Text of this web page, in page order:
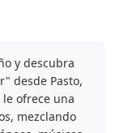
y descubra
desde Pasto,
ofrece una
mezclando